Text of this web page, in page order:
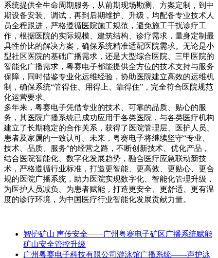
系统提供全生命周期服务，从前期现场勘测、方案定制，到中
期设备安装、调试，再到后期维护、升级，均配备专业技术人
员全程跟进，严格遵循医院施工规范，避免施工干扰诊疗工
作，根据医院的实际规模、建筑结构、诊疗需求，量身定制最
具性价比的解决方案，确保系统精准适配医院需求。无论是小
型社区医院的基础广播需求，还是大型综合医院、三甲医院的
智能化广播需求，粤赛电子都能提供全方位的技术支持与服务
保障，同时借鉴专业化运维经验，协助医院建立高效的运维机
制，确保系统“管得住、用得上、靠得住”，完全符合医院规范
化运营要求。
多年来，粤赛电子凭借专业的技术、可靠的品质、贴心的服
务，其医院广播系统已成功应用于各类医院，与各类医疗机构
建立了长期稳定的合作关系，获得了医院管理层、医护人员、
患者及家属的一致认可。未来，粤赛电子将继续坚守“专业、
技术、品质、服务”的经营之路，不断创新技术、优化产品，
结合医院智能化、数字化发展趋势，融合医疗应急联动新技
术，严格遵循行业标准，打造更智能、更高效、更贴心、更合
规的医院广播系统，助力医院实现数字化、智能化管理升级，
为医护人员减负、为患者赋能，打造更安全、更舒适、更有温
度的诊疗环境，为中国医疗行业智能化发展贡献力量。
智护矿山 声传安全——广州粤赛电子矿区广播系统赋能
矿山安全管控升级
广州粤赛电子科技有限公司游泳馆广播系统——声护泳